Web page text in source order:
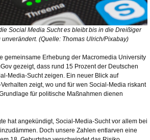
Social Media Sucht es bleibt bis in die Dreißiger
(Quelle: Thomas Ulrich/Pixabay)
gemeinsame Erhebung der Macromedia University
gezeigt, dass rund 15 Prozent der Deutschen
Media-Sucht zeigen. Ein neuer Blick auf
zeigt, wo und für wen Social-Media riskant
für politische Maßnahmen dienen
hat angekündigt, Social-Media-Sucht vor allem bei
Doch unsere Zahlen entlarven eine